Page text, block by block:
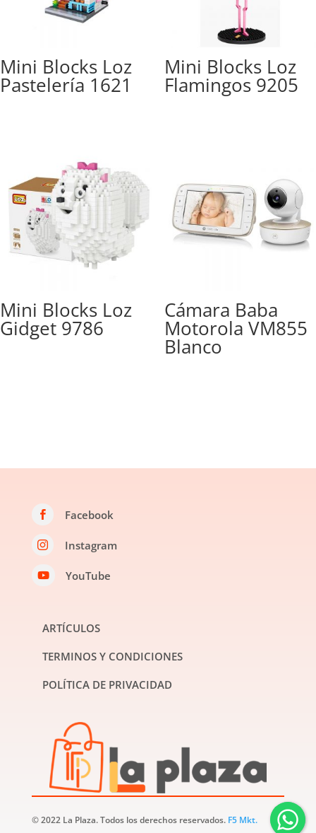
Mini Blocks Loz
Pastelería 1621
Mini Blocks Loz
Flamingos 9205
Mini Blocks Loz
Gidget 9786
Cámara Baba
Motorola VM855
Blanco
 Facebook
 Instagram
 YouTube
ARTÍCULOS
TERMINOS Y CONDICIONES
POLÍTICA DE PRIVACIDAD
© 2022 La Plaza. Todos los derechos reservados. F5 Mkt.